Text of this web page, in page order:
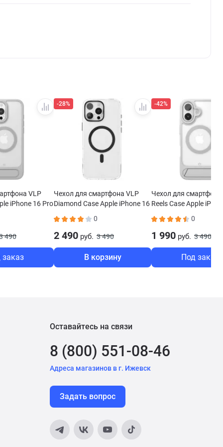
VLP
iPhone 16 Pro
490
заказ
-28%
Чехол для смартфона VLP
Diamond Case Apple iPhone 16
0
2 490 руб. 3 490
В корзину
-42%
Чехол для смартфона
Reels Case Apple
0
1 990 руб. 3 490
Под заказ
Оставайтесь на связи
8 (800) 551-08-46
Адреса магазинов в г. Ижевск
Задать вопрос